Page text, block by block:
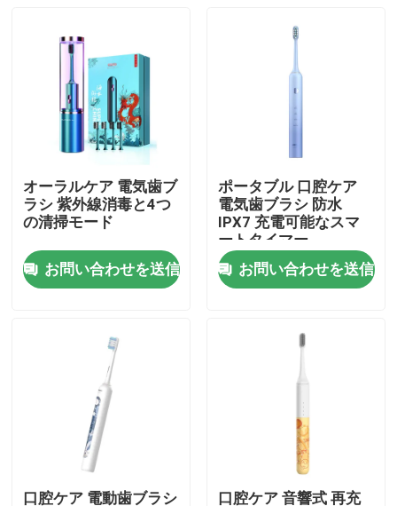
製品
わたしたち に つい て
工場 ツアー
品質管理
引金 を 求め て ください
口頭心配の電動歯ブラシ
防水電動歯ブラシ
オーラルケア 電気歯ブ
ラシ 紫外線消毒と4つ
の清掃モード
お問い合わせを送信
ポータブル 口腔ケア
電気歯ブラシ 防水
IPX7 充電可能なスマ
ートタイマー
お問い合わせを送信
口腔ケア 電動歯ブラシ 口腔ケア 音響式 再充